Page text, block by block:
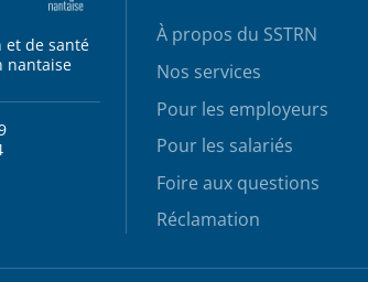
et de santé
nantaise
À propos du SSTRN
Nos services
Pour les employeurs
Pour les salariés
Foire aux questions
Réclamation